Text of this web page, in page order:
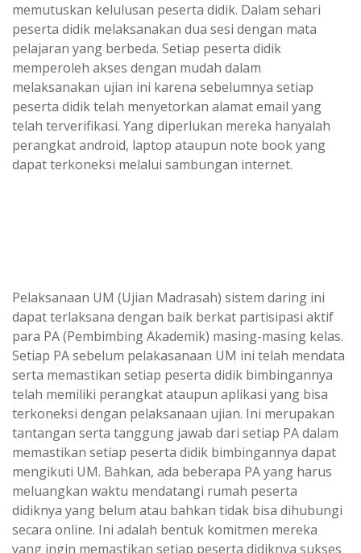
memutuskan kelulusan peserta didik. Dalam sehari
peserta didik melaksanakan dua sesi dengan mata
pelajaran yang berbeda. Setiap peserta didik
memperoleh akses dengan mudah dalam
melaksanakan ujian ini karena sebelumnya setiap
peserta didik telah menyetorkan alamat email yang
telah terverifikasi. Yang diperlukan mereka hanyalah
perangkat android, laptop ataupun note book yang
dapat terkoneksi melalui sambungan internet.
Pelaksanaan UM (Ujian Madrasah) sistem daring ini
dapat terlaksana dengan baik berkat partisipasi aktif
para PA (Pembimbing Akademik) masing-masing kelas.
Setiap PA sebelum pelakasanaan UM ini telah mendata
serta memastikan setiap peserta didik bimbingannya
telah memiliki perangkat ataupun aplikasi yang bisa
terkoneksi dengan pelaksanaan ujian. Ini merupakan
tantangan serta tanggung jawab dari setiap PA dalam
memastikan setiap peserta didik bimbingannya dapat
mengikuti UM. Bahkan, ada beberapa PA yang harus
meluangkan waktu mendatangi rumah peserta
didiknya yang belum atau bahkan tidak bisa dihubungi
secara online. Ini adalah bentuk komitmen mereka
yang ingin memastikan setiap peserta didiknya sukses